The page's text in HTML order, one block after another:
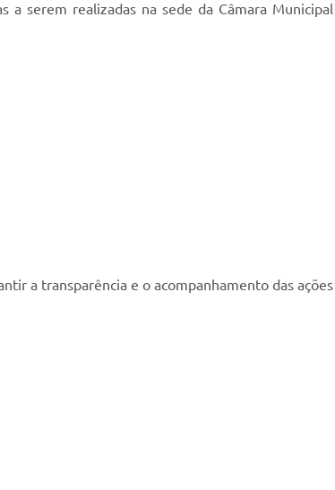
a serem realizadas na sede da Câmara
a transparência e o acompanhamento das